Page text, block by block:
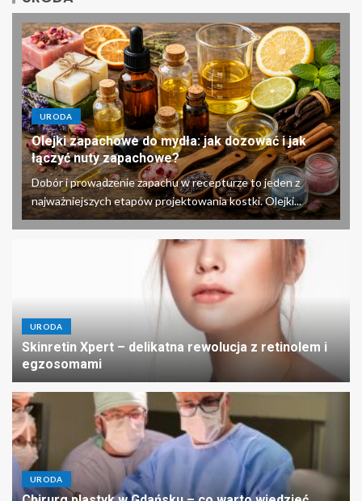
URODA
Olejki zapachowe do mydła: jak dozować i jak
łączyć nuty zapachowe?
Dobór i prowadzenie zapachu w recepturze to jeden z
najważniejszych etapów projektowania kostki. Olejki...
URODA
Skinretin Xpert – delikatna rewolucja z retinolem i
egzosomami
URODA